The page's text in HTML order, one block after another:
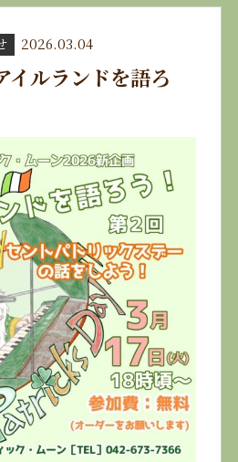
2026.03.04
イルランドを語ろ